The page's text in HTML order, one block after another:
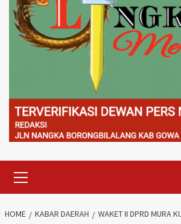
Menu
HOME KABAR DAERAH
WAKET II DPRD MURA